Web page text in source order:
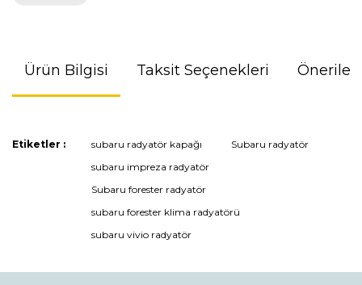
Ürün Bilgisi Taksit Seçenekleri
Bu ürünün fiyat bilgisi, resim, ürün açıklamalarında ve diğer
kullanarak tarafımıza iletebilirsiniz.
Görüş ve önerileriniz için teşekkür ederiz.
Ürün bilgilerinde hatalar bulunuyor.
Etiketler : subaru radyatör kapağı
Subaru radyatör
subaru impreza radyatör
Subaru forester radyatör
subaru forester klima radyatörü
subaru vivio radyatör